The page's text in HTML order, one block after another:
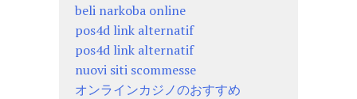
beli narkoba online
pos4d link alternatif
pos4d link alternatif
nuovi siti scommesse
オンラインカジノのおすすめ